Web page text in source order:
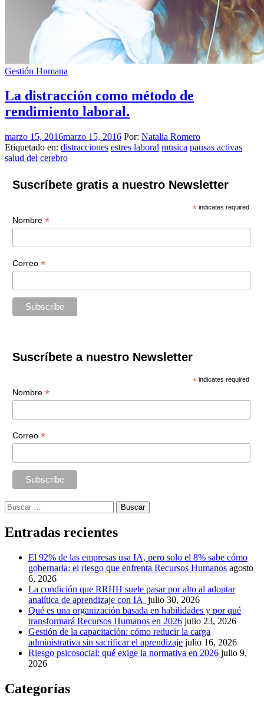
Gestión Humana
La distracción como método de
rendimiento laboral.
marzo 15, 2016marzo 15, 2016 Por: Natalia Romero
Etiquetado en: distracciones estres laboral musica pausas activas
salud del cerebro
Suscríbete gratis a nuestro Newsletter
* indicates required
Nombre *
Correo *
Suscríbete a nuestro Newsletter
* indicates required
Nombre *
Correo *
Buscar:
Entradas recientes
El 92% de las empresas usa IA, pero solo el 8% sabe cómo
gobernarla: el riesgo que enfrenta Recursos Humanos agosto
6, 2026
La condición que RRHH suele pasar por alto al adoptar
analítica de aprendizaje con IA julio 30, 2026
Qué es una organización basada en habilidades y por qué
transformará Recursos Humanos en 2026 julio 23, 2026
Gestión de la capacitación: cómo reducir la carga
administrativa sin sacrificar el aprendizaje julio 16, 2026
Riesgo psicosocial: qué exige la normativa en 2026 julio 9,
2026
Categorías